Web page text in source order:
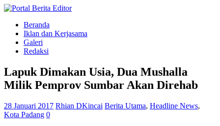
Beranda
Iklan dan Kerjasama
Galeri
Redaksi
Lapuk Dimakan Usia, Dua Mushalla
Milik Pemprov Sumbar Akan Direhab
28 Januari 2017 Rhian DKincai Berita Utama, Headline News,
Kota Padang 0